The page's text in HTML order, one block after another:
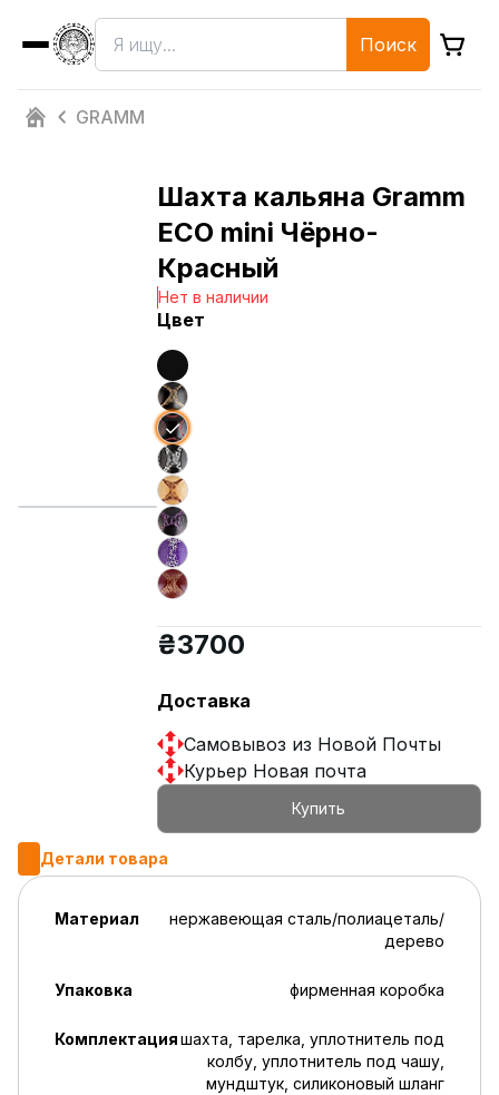
Поиск
GRAMM
Шахта кальяна Gramm
ECO mini Чёрно-
Красный
Нет в наличии
Цвет
₴3700
Доставка
Самовывоз из Новой Почты
Курьер Новая почта
Купить
Детали товара
Материал
нержавеющая сталь/полиацеталь/
дерево
Упаковка фирменная коробка
Комплектацияшахта, тарелка, уплотнитель под
колбу, уплотнитель под чашу,
мундштук, силиконовый шланг